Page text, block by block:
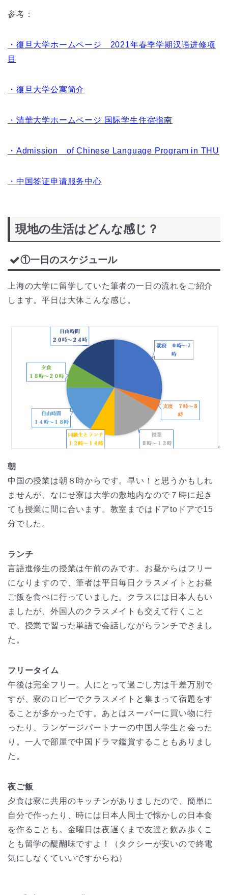
参考：
・復旦大学ホームページ 2021年春季学期汉语进修项
目
・復旦大学公寓简介
・清華大学ホームページ 国际学生住宿指南
・Admission of Chinese Language Program in THU
・中国签证申请服务中心
現地の生活はどんな感じ？
①一日のスケジュール
上海の大学に留学していた筆者の一日の流れをご紹介
します。平日は大体こんな感じ。
朝
中国の授業は朝８時からです。早い！と思うかもしれ
ませんが、なにせ寮は大学の敷地内なので７時に起き
ても授業に間に合います。教室まではドアtoドアで15
分でした。
ランチ
言語進修生の授業は午前のみです。お昼からはフリー
になりますので、筆者は平日毎日クラスメイトとお昼
ご飯を食べに行っていました。クラスには日本人もい
ましたが、外国人のクラスメイトも交えて行くこと
で、授業で習った単語で会話しながらランチできまし
た。
フリータイム
午後は完全フリー。人にとって過ごし方は千差万別で
すが、寮のロビーでクラスメイトと集まって宿題をす
ることが多かったです。あとはスーパーに買い物に行
ったり、ランゲージパートナーの中国人学生と会った
り。一人で部屋で中国ドラマ鑑賞することもありまし
た。
夜ご飯
夕食は寮に共用のキッチンがありましたので、簡単に
自分で作ったり、時には日本人同士で懐かしの日本食
を作ることも。金曜日は夜遅くまで友達と飲み歩くこ
とも留学の醍醐味ですよ！（タクシーが安いので終電
気にしなくていいですからね）